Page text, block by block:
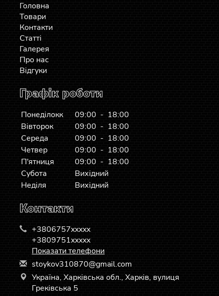
Головна
Товари
Контакти
Статті
Галерея
Про нас
Відгуки
Графік роботи
Понеділокк
09:00 - 18:00
Вівторок
09:00 - 18:00
Середа
09:00 - 18:00
Четвер
09:00 - 18:00
П'ятниця
09:00 - 18:00
Субота
Вихідний
Неділя
Вихідний
Контакти
+3806757xxxxx
+3809751xxxxx
Показати телефони
stoykov310870@gmail.com
Україна, Харківська обл., Харків, вулиця
Греківська 5